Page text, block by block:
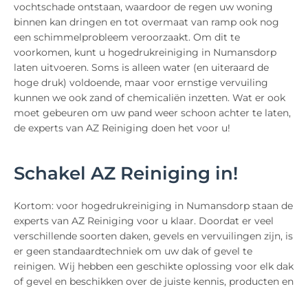
vochtschade ontstaan, waardoor de regen uw woning
binnen kan dringen en tot overmaat van ramp ook nog
een schimmelprobleem veroorzaakt. Om dit te
voorkomen, kunt u hogedrukreiniging in Numansdorp
laten uitvoeren. Soms is alleen water (en uiteraard de
hoge druk) voldoende, maar voor ernstige vervuiling
kunnen we ook zand of chemicaliën inzetten. Wat er ook
moet gebeuren om uw pand weer schoon achter te laten,
de experts van AZ Reiniging doen het voor u!
Schakel AZ Reiniging in!
Kortom: voor hogedrukreiniging in Numansdorp staan de
experts van AZ Reiniging voor u klaar. Doordat er veel
verschillende soorten daken, gevels en vervuilingen zijn, is
er geen standaardtechniek om uw dak of gevel te
reinigen. Wij hebben een geschikte oplossing voor elk dak
of gevel en beschikken over de juiste kennis, producten en